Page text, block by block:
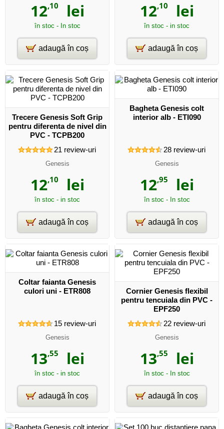
12,10 lei
în stoc - In stoc
adaugă în coș
12,10 lei
în stoc - in stoc
adaugă în coș
Trecere Genesis Soft Grip
pentru diferenta de nivel din
PVC - TCPB200
21 review-uri
Genesis
12,10 lei
în stoc - in stoc
adaugă în coș
Bagheta Genesis colt
interior alb - ETI090
28review-uri
Genesis
12,95 lei
în stoc - In stoc
adaugă în coș
Coltar faianta Genesis
culori uni - ETR808
15review-uri
Genesis
13,55 lei
în stoc - in stoc
adaugă în coș
Cornier Genesis flexibil
pentru tencuiala din PVC -
EPF250
22review-uri
Genesis
13,55 lei
în stoc - In stoc
adaugă în coș